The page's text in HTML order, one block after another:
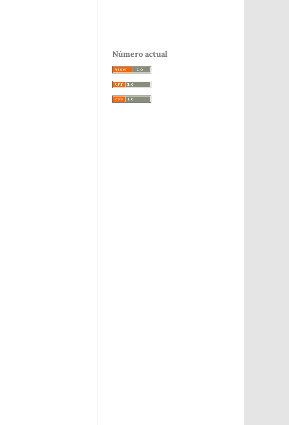
Número actual